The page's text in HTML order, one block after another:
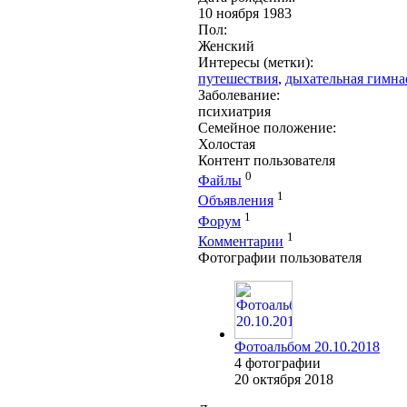
10 ноября 1983
Пол:
Женский
Интересы (метки):
путешествия, дыхательная
Заболевание:
психиатрия
Семейное положение:
Холостая
Контент пользователя
Файлы 0
Объявления 1
Форум 1
Комментарии 1
Фотографии пользователя
Фотоальбом 20.10.2018
4 фотографии
20 октября 2018